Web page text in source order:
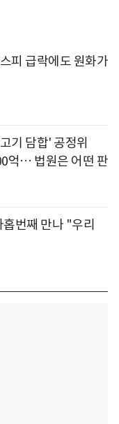
피 급락에도 원화가
기 담합' 공정위
억… 법원은 어떤 판
번째 만나 "우리